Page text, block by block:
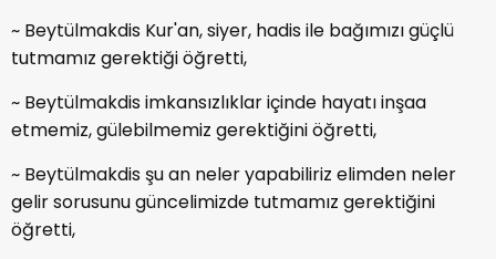
~ Beytülmakdis Kur'an, siyer, hadis ile bağımızı güçlü
tutmamız gerektiği öğretti,
~ Beytülmakdis imkansızlıklar içinde hayatı inşaa
etmemiz, gülebilmemiz gerektiğini öğretti,
~ Beytülmakdis şu an neler yapabiliriz elimden neler
gelir sorusunu güncelimizde tutmamız gerektiğini
öğretti,